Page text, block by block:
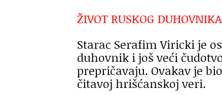
ŽIVOT RUSKOG DUHOVNIKA
Starac Serafim Viricki je
duhovnik i još veći
prepričavaju. Ovakav je
čitavoj hrišćanskoj veri.